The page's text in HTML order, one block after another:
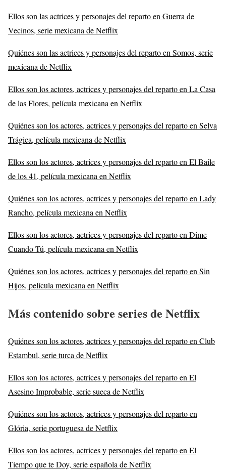
Ellos son las actrices y personajes del reparto en Guerra de
Vecinos, serie mexicana de Netflix
Quiénes son las actrices y personajes del reparto en Somos, serie
mexicana de Netflix
Ellos son los actores, actrices y personajes del reparto en La Casa
de las Flores, película mexicana en Netflix
Quiénes son los actores, actrices y personajes del reparto en Selva
Trágica, película mexicana de Netflix
Ellos son los actores, actrices y personajes del reparto en El Baile
de los 41, película mexicana en Netflix
Quiénes son los actores, actrices y personajes del reparto en Lady
Rancho, película mexicana en Netflix
Ellos son los actores, actrices y personajes del reparto en Dime
Cuando Tú, película mexicana en Netflix
Quiénes son los actores, actrices y personajes del reparto en Sin
Hijos, película mexicana en Netflix
Más contenido sobre series de Netflix
Quiénes son los actores, actrices y personajes del reparto en Club
Estambul, serie turca de Netflix
Ellos son los actores, actrices y personajes del reparto en El
Asesino Improbable, serie sueca de Netflix
Quiénes son los actores, actrices y personajes del reparto en
Glória, serie portuguesa de Netflix
Ellos son los actores, actrices y personajes del reparto en El
Tiempo que te Doy, serie española de Netflix